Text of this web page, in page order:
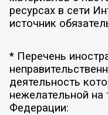
ресурсах в сети
источник
* Перечень
деятельность
нежелательной на
Федерации: